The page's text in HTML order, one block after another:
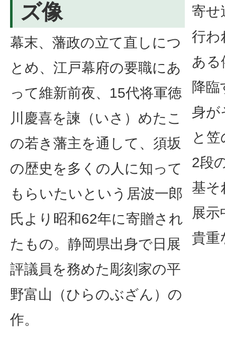
ズ像
幕末、藩政の立て直しにつ
とめ、江戸幕府の要職にあ
って維新前夜、15代将軍徳
川慶喜を諫（いさ）めたこ
の若き藩主を通して、須坂
の歴史を多くの人に知って
もらいたいという居波一郎
氏より昭和62年に寄贈され
たもの。静岡県出身で日展
評議員を務めた彫刻家の平
野富山（ひらのぶざん）の
作。
寄せ
行わ
ある
降臨
身が
と
2段
基そ
展示
貴重